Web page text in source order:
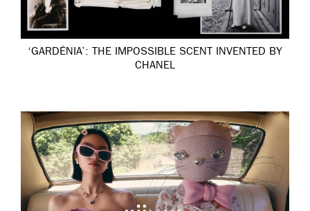
‘GARDÉNIA’: THE IMPOSSIBLE SCENT INVENTED BY
CHANEL